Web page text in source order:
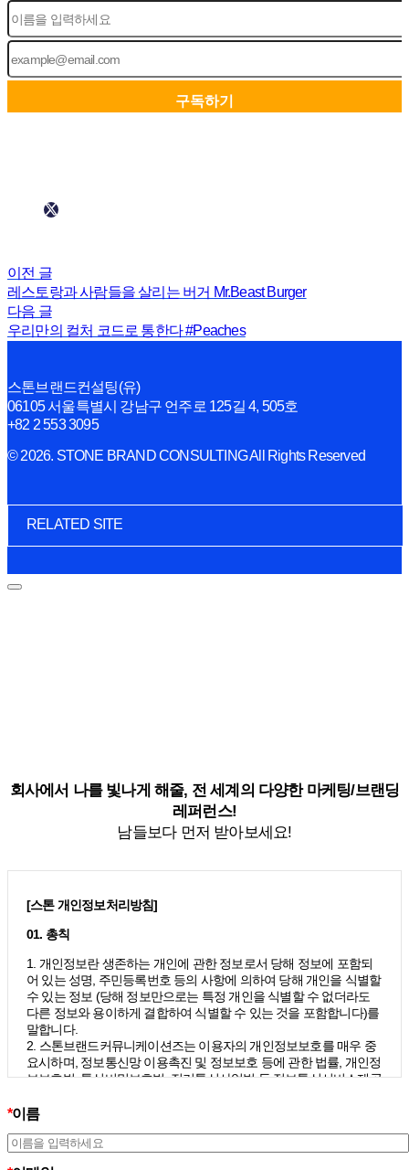
이전 글
레스토랑과 사람들을 살리는 버거 Mr.Beast Burger
다음 글
우리만의 컬처 코드로 통한다 #Peaches
스톤브랜드컨설팅(유)
06105 서울특별시 강남구 언주로 125길 4, 505호
+82 2 553 3095
© 2026. STONE BRAND CONSULTING All Rights Reserved
RELATED SITE
회사에서 나를 빛나게 해줄, 전 세계의 다양한 마케팅/브랜딩
레퍼런스!
남들보다 먼저 받아보세요!
[스톤 개인정보처리방침]
01. 총칙
1. 개인정보란 생존하는 개인에 관한 정보로서 당해 정보에 포함되
어 있는 성명, 주민등록번호 등의 사항에 의하여 당해 개인을 식별할
수 있는 정보 (당해 정보만으로는 특정 개인을 식별할 수 없더라도
다른 정보와 용이하게 결합하여 식별할 수 있는 것을 포함합니다)를
말합니다.
2. 스톤브랜드커뮤니케이션즈는 이용자의 개인정보보호를 매우 중
요시하며, 정보통신망 이용촉진 및 정보보호 등에 관한 법률, 개인정
보보호법, 통신비밀보호법, 전기통신사업법 등 정보통신서비스제공
개인정보처리방침을 통하여 이용자가 제공하는 개인정보가 어떠한
치가 취해지고 있는지 알려드립니다.
*이름